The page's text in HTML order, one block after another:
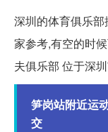
深圳的体育俱乐
家参考,有空的时
夫俱乐部 位于深
笋岗站附近运
交